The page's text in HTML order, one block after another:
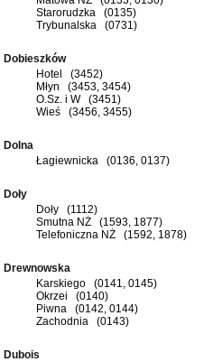
Starorudzka (0135)
Trybunalska (0731)
Dobieszków
Hotel (3452)
Młyn (3453, 3454)
O.Sz. i W (3451)
Wieś (3456, 3455)
Dolna
Łagiewnicka (0136, 0137)
Doły
Doły (1112)
Smutna NŻ (1593, 1877)
Telefoniczna NŻ (1592, 1878)
Drewnowska
Karskiego (0141, 0145)
Okrzei (0140)
Piwna (0142, 0144)
Zachodnia (0143)
Dubois